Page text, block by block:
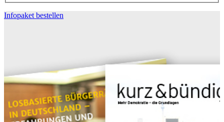
Infopaket bestellen